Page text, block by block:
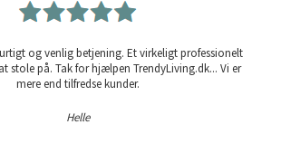
og venlig betjening. Et virkeligt professionelt
stole på. Tak for hjælpen TrendyLiving.dk... Vi er
mere end tilfredse kunder.
Helle